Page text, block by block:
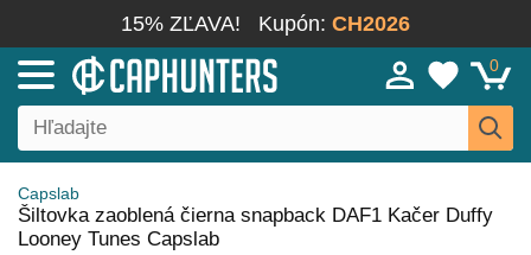
15% ZĽAVA! Kupón: CH2026
0
Capslab
Šiltovka zaoblená čierna snapback DAF1 Kačer Duffy
Looney Tunes Capslab